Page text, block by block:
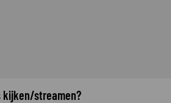
kijken/streamen?